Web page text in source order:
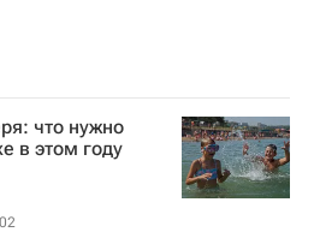
что нужно
в этом году